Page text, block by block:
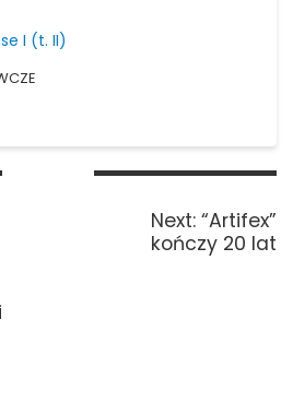
I (t. II)
Next: Next
post:
“Artifex”
kończy 20 lat